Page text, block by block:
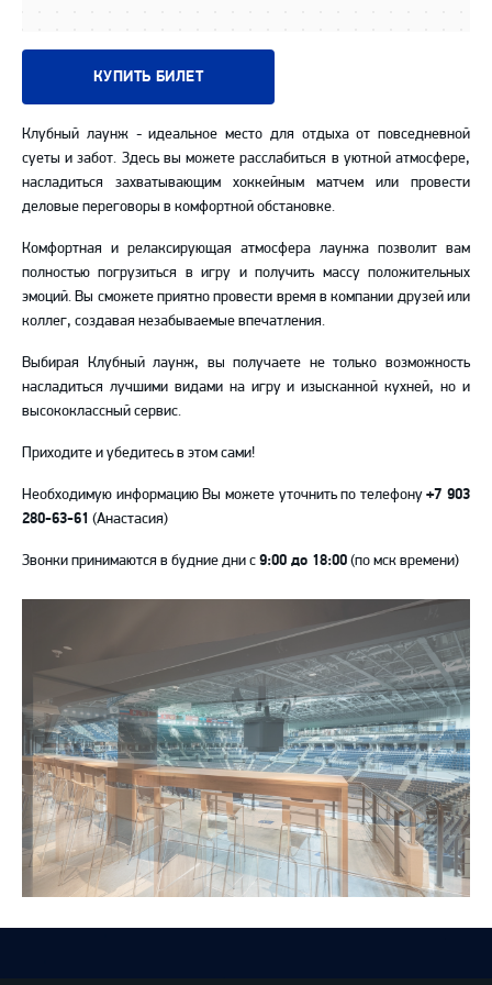
КУПИТЬ БИЛЕТ
Клубный лаунж - идеальное место для отдыха от повседневной
суеты и забот. Здесь вы можете расслабиться в уютной атмосфере,
насладиться захватывающим хоккейным матчем или провести
деловые переговоры в комфортной обстановке.
Комфортная и релаксирующая атмосфера лаунжа позволит вам
полностью погрузиться в игру и получить массу положительных
эмоций. Вы сможете приятно провести время в компании друзей или
коллег, создавая незабываемые впечатления.
Выбирая Клубный лаунж, вы получаете не только возможность
насладиться лучшими видами на игру и изысканной кухней, но и
высококлассный сервис.
Приходите и убедитесь в этом сами!
Необходимую информацию Вы можете уточнить по телефону+7 903
280-63-61 (Анастасия)
Звонки принимаются в будние дни с9:00 до 18:00(по мск времени)